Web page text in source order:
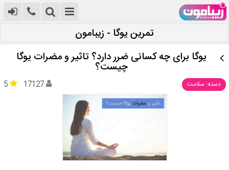
تمرین یوگا - زیبامون
یوگا برای چه کسانی ضرر دارد؟ تاثیر و مضرات یوگا
چیست؟
دسته: سلامت 5 17127